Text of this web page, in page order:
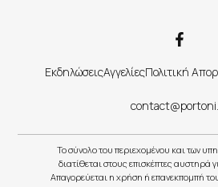
ΕκδηλώσειςΑγγελίεςΠολιτική
Το σύνολο του περιεχομένου και των
διατίθεται στους επισκέπτες αυστηρά
Απαγορεύεται η χρήση ή επανεκπομπή